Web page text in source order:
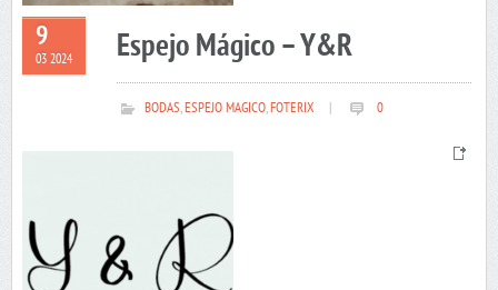
9
03 2024 Espejo Mágico – Y&R
BODAS,ESPEJO MAGICO,FOTERIX 0